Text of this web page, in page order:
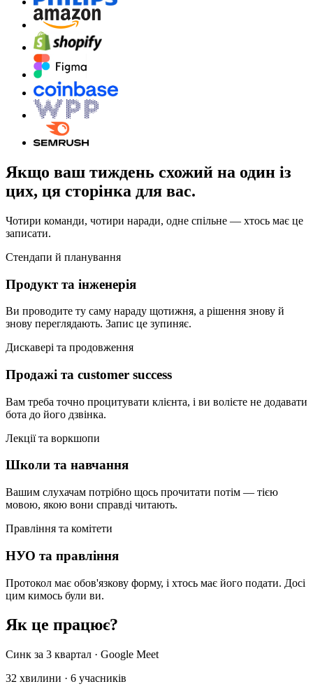
Якщо ваш тиждень схожий на один із
цих, ця сторінка для вас.
Чотири команди, чотири наради, одне спільне — хтось має це
записати.
Стендапи й планування
Продукт та інженерія
Ви проводите ту саму нараду щотижня, а рішення знову й
знову переглядають. Запис це зупиняє.
Дискавері та продовження
Продажі та customer success
Вам треба точно процитувати клієнта, і ви волієте не додавати
бота до його дзвінка.
Лекції та воркшопи
Школи та навчання
Вашим слухачам потрібно щось прочитати потім — тією
мовою, якою вони справді читають.
Правління та комітети
НУО та правління
Протокол має обов'язкову форму, і хтось має його подати. Досі
цим кимось були ви.
Як це працює?
Синк за 3 квартал · Google Meet
32 хвилини · 6 учасників